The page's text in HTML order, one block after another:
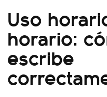
Uso
horario:
escribe